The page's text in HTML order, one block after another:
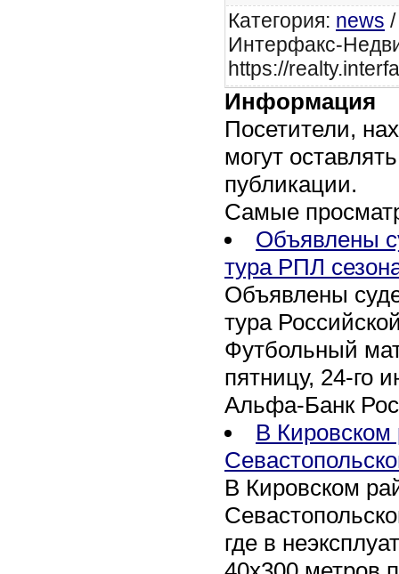
Категория: news
Интерфакс-
https://
Информация
Посетители,
могут
публикации.
Самые
Объявлены
тура РПЛ
Объявлены
тура
Футбольный
пятницу, 24-го
Альфа-Банк
В Кировском
В Кировском
где в